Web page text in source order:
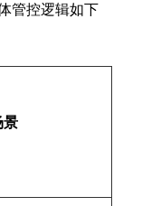
管控逻辑如下
景